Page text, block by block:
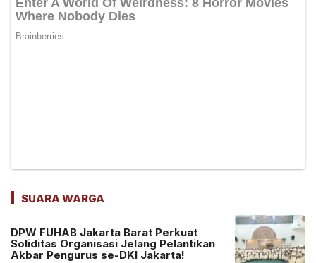
SUARA WARGA
DPW FUHAB Jakarta Barat Perkuat
Soliditas Organisasi Jelang Pelantikan
Akbar Pengurus se-DKI Jakarta!